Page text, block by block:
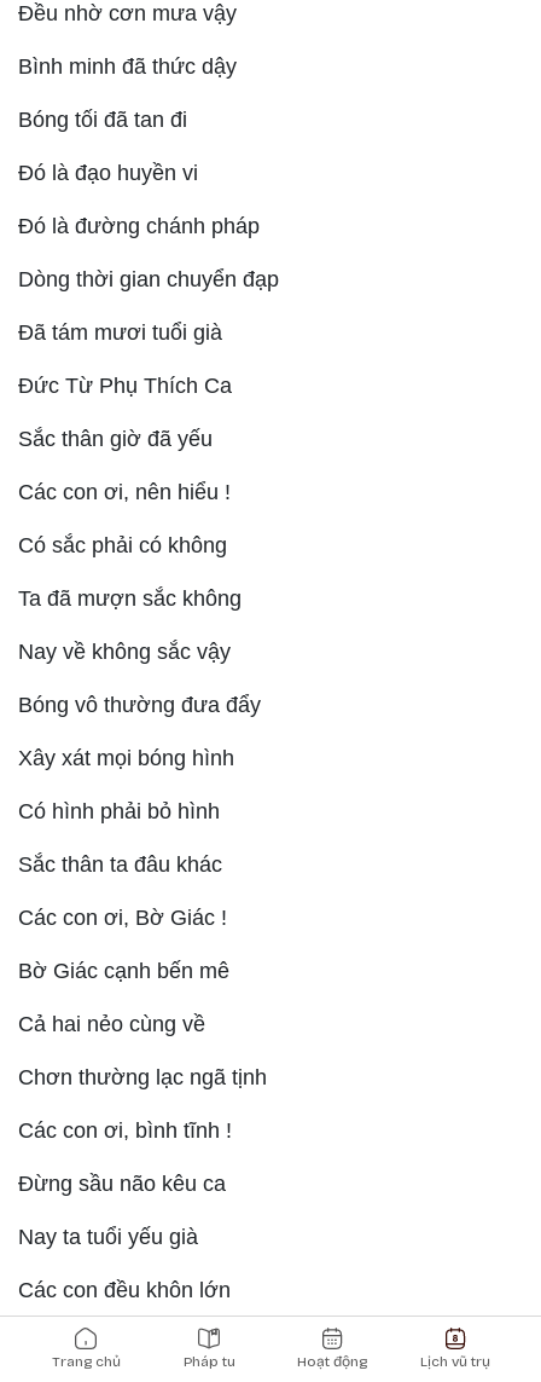
Đều nhờ cơn mưa vậy
Bình minh đã thức dậy
Bóng tối đã tan đi
Đó là đạo huyền vi
Đó là đường chánh pháp
Dòng thời gian chuyển đạp
Đã tám mươi tuổi già
Đức Từ Phụ Thích Ca
Sắc thân giờ đã yếu
Các con ơi, nên hiểu !
Có sắc phải có không
Ta đã mượn sắc không
Nay về không sắc vậy
Bóng vô thường đưa đẩy
Xây xát mọi bóng hình
Có hình phải bỏ hình
Sắc thân ta đâu khác
Các con ơi, Bờ Giác !
Bờ Giác cạnh bến mê
Cả hai nẻo cùng về
Chơn thường lạc ngã tịnh
Các con ơi, bình tĩnh !
Đừng sầu não kêu ca
Nay ta tuổi yếu già
Các con đều khôn lớn
Đừng khóc thương đau đớn
Main navigation
Trang chủ Pháp tu Hoạt động Lịch vũ trụ